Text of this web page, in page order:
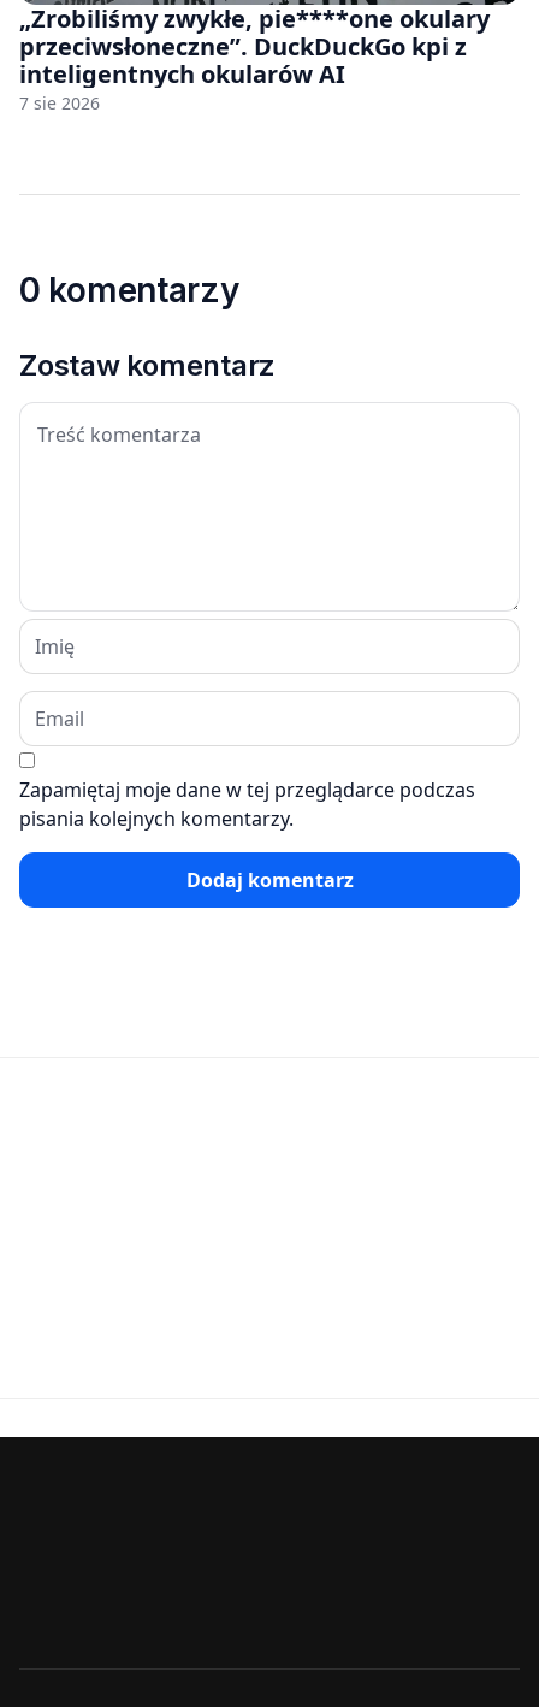
„Zrobiliśmy zwykłe, pie****one okulary
przeciwsłoneczne”. DuckDuckGo kpi z
inteligentnych okularów AI
7 sie 2026
0 komentarzy
Zostaw komentarz
Zapamiętaj moje dane w tej przeglądarce podczas
pisania kolejnych komentarzy.
Dodaj komentarz